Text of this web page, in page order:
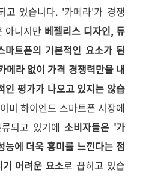
고 있습니다. '카메라'가 경쟁
아니지만 베젤리스 디자인, 듀
마트폰의 기본적인 요소가 된
메라 없이 가격 경쟁력만을 내
인 평가가 나오고 있지는 않습
미 하이엔드 스마트폰 시장에
되고 있기에 소비자들은 '가
에 더욱 흥미를 느낀다는 점
어려운 요소로 꼽히고 있습